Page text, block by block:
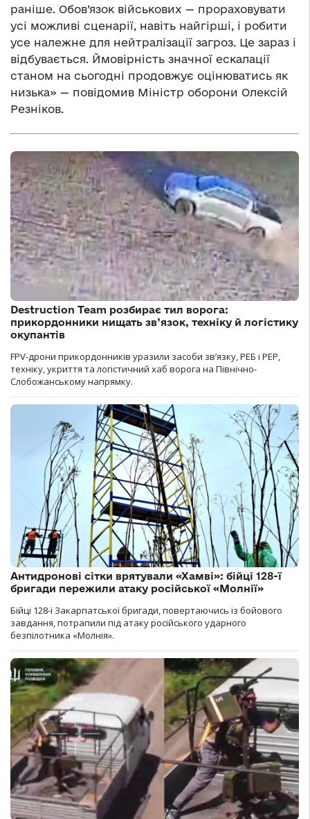
раніше. Обов’язок військових — прораховувати
усі можливі сценарії, навіть найгірші, і робити
усе належне для нейтралізації загроз. Це зараз і
відбувається. Ймовірність значної ескалації
станом на сьогодні продовжує оцінюватись як
низька» — повідомив Міністр оборони Олексій
Резніков.
Destruction Team розбирає тил ворога:
прикордонники нищать зв’язок, техніку й логістику
окупантів
FPV-дрони прикордонників уразили засоби зв’язку, РЕБ і РЕР,
техніку, укриття та логістичний хаб ворога на Північно-
Слобожанському напрямку.
Антидронові сітки врятували «Хамві»: бійці 128-ї
бригади пережили атаку російської «Молнії»
Бійці 128-ї Закарпатської бригади, повертаючись із бойового
завдання, потрапили під атаку російського ударного
безпілотника «Молнія».